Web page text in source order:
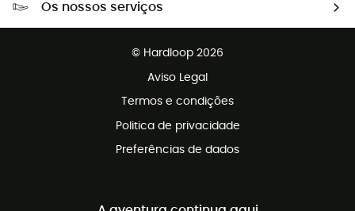
Devoluções gratuitas em 100 dias
Os nossos serviços
© Hardloop 2026
Aviso Legal
Termos e condições
Politica de privacidade
Preferências de dados